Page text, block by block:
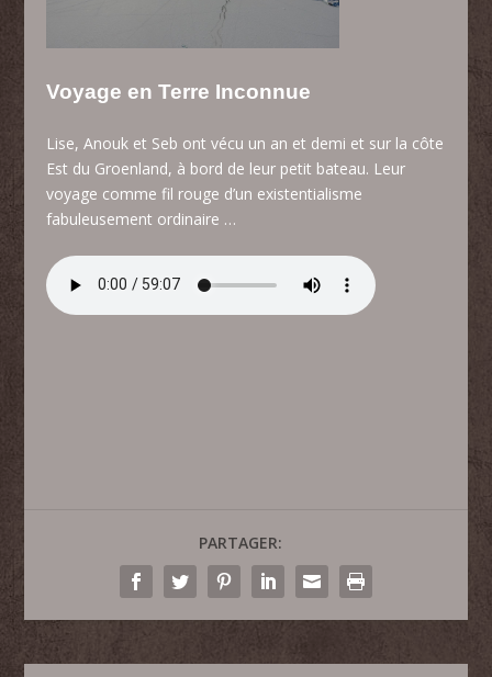
Voyage en Terre Inconnue
Lise, Anouk et Seb ont vécu un an et demi et sur la côte
Est du Groenland, à bord de leur petit bateau. Leur
voyage comme fil rouge d’un existentialisme
fabuleusement ordinaire …
PARTAGER: